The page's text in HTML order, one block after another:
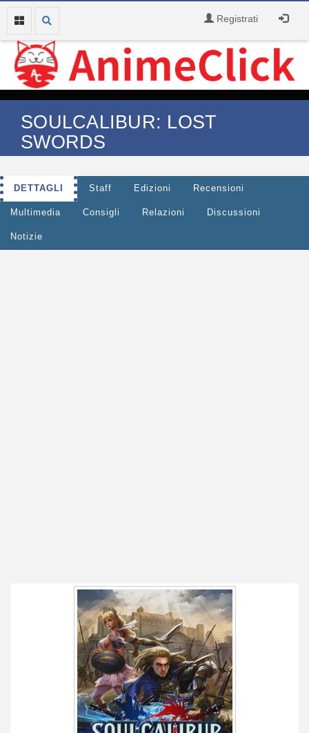
Registrati
SOULCALIBUR: LOST
SWORDS
DETTAGLI Staff Edizioni Recensioni
Multimedia Consigli Relazioni Discussioni
Notizie